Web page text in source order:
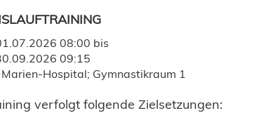
08:00 bis
09:15
Hospital; Gymnastikraum 1
verfolgt folgende Zielsetzungen: